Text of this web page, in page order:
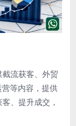
流获客、外贸
等内容，提供
、提升成交，